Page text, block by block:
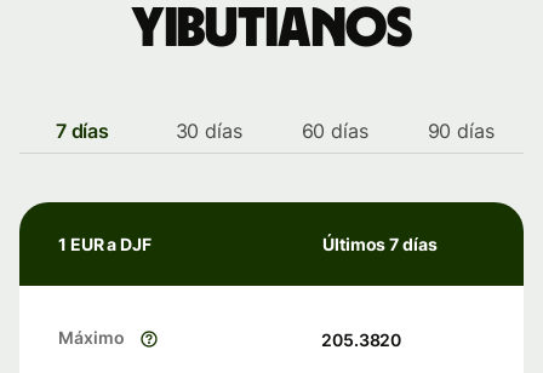
yibutianos
7 días 30 días 60 días 90 días
1 EUR a DJF Últimos 7 días
Máximo 205.3820